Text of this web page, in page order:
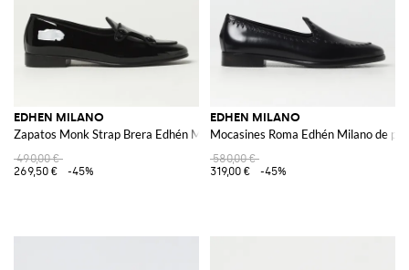
EDHEN MILANO
Zapatos Monk Strap Brera Edhén Milano de charol
490,00 €
269,50 €
-45%
EDHEN MILANO
Mocasines Roma Edhén Milano de piel
580,00 €
319,00 €
-45%